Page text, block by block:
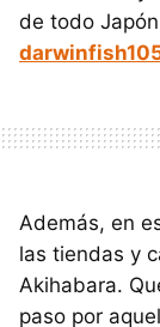
de todo
Además, en
las tiendas y
Akihabara.
paso por